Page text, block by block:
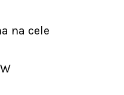
na cele